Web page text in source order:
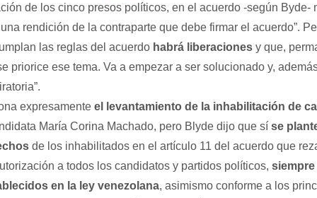
de los cinco presos políticos, en el acuerdo -según Byde-
rendición de la contraparte que debe firmar el acuerdo”.
las reglas del acuerdo habrá liberaciones y que,
priorice ese tema. Va a empezar a ser solucionado y,
expresamente el levantamiento de la inhabilitación de
María Corina Machado, pero Blyde dijo que sí se
de los inhabilitados en el artículo 11 del acuerdo que
a todos los candidatos y partidos políticos,
en la ley venezolana, asimismo conforme a los